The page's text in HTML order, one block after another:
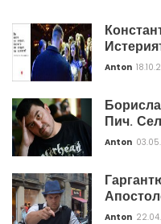
Anton
Пич.
Anton
Anton